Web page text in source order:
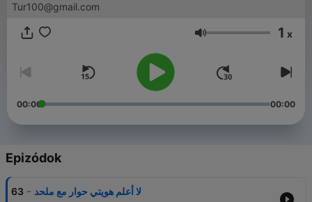
Tur100@gmail.com
Hangerő 1 x
00:00 00:00
Epizódok
63 - لا أعلم هويتي حوار مع ملحد